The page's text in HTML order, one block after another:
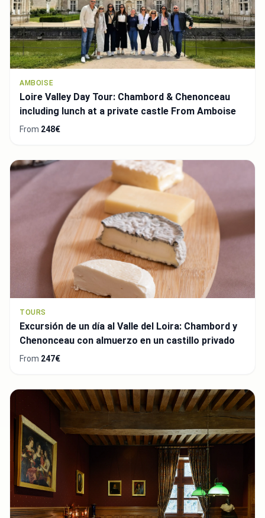
AMBOISE
Loire Valley Day Tour: Chambord & Chenonceau
including lunch at a private castle From Amboise
From 248€
TOURS
Excursión de un día al Valle del Loira: Chambord y
Chenonceau con almuerzo en un castillo privado
From 247€